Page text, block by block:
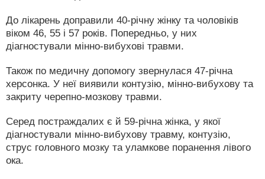
До лікарень доправили 40-річну жінку та чоловіків
віком 46, 55 і 57 років. Попередньо, у них
діагностували мінно-вибухові травми.
Також по медичну допомогу звернулася 47-річна
херсонка. У неї виявили контузію, мінно-вибухову та
закриту черепно-мозкову травми.
Серед постраждалих є й 59-річна жінка, у якої
діагностували мінно-вибухову травму, контузію,
струс головного мозку та уламкове поранення лівого
ока.